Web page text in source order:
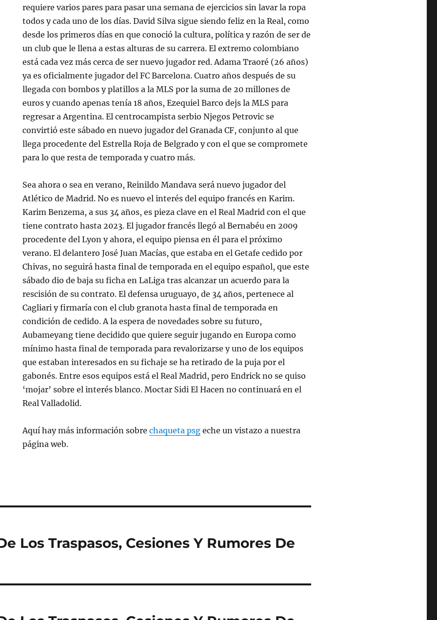
requiere varios pares para pasar una semana de ejercicios sin lavar la ropa
todos y cada uno de los días. David Silva sigue siendo feliz en la Real, como
desde los primeros días en que conoció la cultura, política y razón de ser de
un club que le llena a estas alturas de su carrera. El extremo colombiano
está cada vez más cerca de ser nuevo jugador red. Adama Traoré (26 años)
ya es oficialmente jugador del FC Barcelona. Cuatro años después de su
llegada con bombos y platillos a la MLS por la suma de 20 millones de
euros y cuando apenas tenía 18 años, Ezequiel Barco dejs la MLS para
regresar a Argentina. El centrocampista serbio Njegos Petrovic se
convirtió este sábado en nuevo jugador del Granada CF, conjunto al que
llega procedente del Estrella Roja de Belgrado y con el que se compromete
para lo que resta de temporada y cuatro más.
Sea ahora o sea en verano, Reinildo Mandava será nuevo jugador del
Atlético de Madrid. No es nuevo el interés del equipo francés en Karim.
Karim Benzema, a sus 34 años, es pieza clave en el Real Madrid con el que
tiene contrato hasta 2023. El jugador francés llegó al Bernabéu en 2009
procedente del Lyon y ahora, el equipo piensa en él para el próximo
verano. El delantero José Juan Macías, que estaba en el Getafe cedido por
Chivas, no seguirá hasta final de temporada en el equipo español, que este
sábado dio de baja su ficha en LaLiga tras alcanzar un acuerdo para la
rescisión de su contrato. El defensa uruguayo, de 34 años, pertenece al
Cagliari y firmaría con el club granota hasta final de temporada en
condición de cedido. A la espera de novedades sobre su futuro,
Aubameyang tiene decidido que quiere seguir jugando en Europa como
mínimo hasta final de temporada para revalorizarse y uno de los equipos
que estaban interesados en su fichaje se ha retirado de la puja por el
gabonés. Entre esos equipos está el Real Madrid, pero Endrick no se quiso
‘mojar’ sobre el interés blanco. Moctar Sidi El Hacen no continuará en el
Real Valladolid.
Aquí hay más información sobrechaqueta psg eche un vistazo a nuestra
página web.
Los Traspasos, Cesiones Y Rumores De